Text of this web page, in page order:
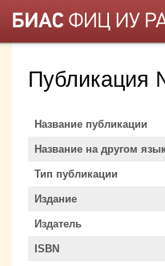
Название публикации
Название на другом
Тип публикации
Издание
Издатель
ISBN